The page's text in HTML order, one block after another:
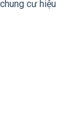
cư hiệu